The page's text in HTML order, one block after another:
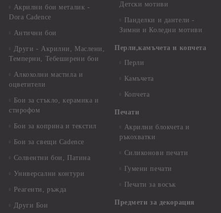
Акрилни бои металик -
Dora Cadence
Антични бои
Други - Акрилни, Маслени,
Темперни, Тебеширени бои
Алкохолни мастила и
оцветители
Бои за стъкло, керамика и
стирофом
Бои за коприна и текстил
Бои за свещи Cadence
Солвентни бои, Патина
Универсални контури
Реагенти, ръжда
Други Бои
Детски мотиви
Панделки и дантели -
Зимни и Коледни мотиви
Перли,камъчета и копчета
Перли
Камъчета
Копчета
Печати
Акрилни блокчета и
ръкохватки
Силиконови печати
Гумени печати
Печати за восък
Предмети за декорация